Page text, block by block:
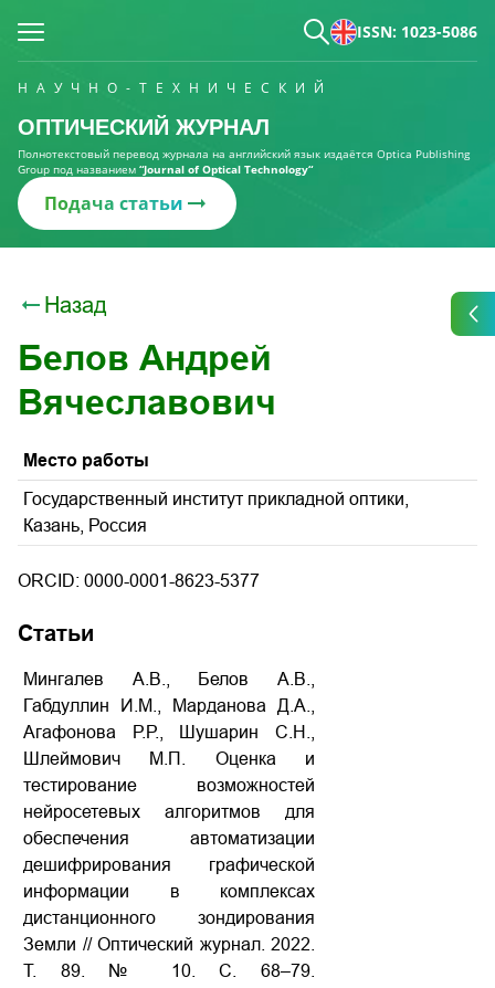
ISSN: 1023-5086
НАУЧНО-ТЕХНИЧЕСКИЙ
ОПТИЧЕСКИЙ ЖУРНАЛ
Полнотекстовый перевод журнала на английский язык издаётся Optica Publishing
Group под названием “Journal of Optical Technology“
Подача статьи
Назад
Белов Андрей
Вячеславович
Место работы
Государственный институт прикладной оптики,
Казань, Россия
ORCID: 0000-0001-8623-5377
Статьи
Мингалев А.В., Белов А.В.,
Габдуллин И.М., Марданова Д.А.,
Агафонова Р.Р., Шушарин С.Н.,
Шлеймович М.П. Оценка и
тестирование возможностей
нейросетевых алгоритмов для
обеспечения автоматизации
дешифрирования графической
информации в комплексах
дистанционного зондирования
Земли // Оптический журнал. 2022.
Т. 89. № 10. С. 68–79.